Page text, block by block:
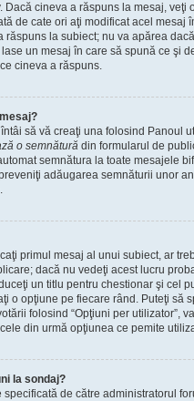
cineva a răspuns la mesaj, veţi
de cate ori aţi modificat acel mesaj
la subiect; nu va apărea
un mesaj în care să spună ce şi
cineva a răspuns.
să vă creaţi una folosind Panoul
o semnătură din formularul de
semnătura la toate mesajele
adăugarea semnăturii unor
primul mesaj al unui subiect, ar
dacă nu vedeţi acest lucru
un titlu pentru chestionar şi cel
o opţiune pe fiecare rând. Puteţi să
folosind “Opţiuni per utilizator”,
din urmă opţiunea ce pemite
la sondaj?
de către administratorul